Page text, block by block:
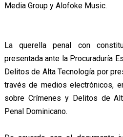
Media Group y Alofoke Music.
La querella penal con
presentada ante la Procuraduría
Delitos de Alta Tecnología por
través de medios electrónicos,
sobre Crímenes y Delitos de
Penal Dominicano.